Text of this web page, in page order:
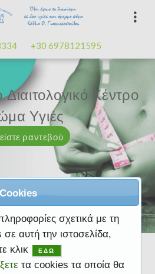
+30 6978121595
εμπειρίακαλή
διάθεση
ραντεβού
Κέντρο
Υγιές
ραντεβού
μπορείτε
ραντεβού
εμπειρίακαλή
διάθεση
ραντεβού
Κέντρο
Υγιές
ραντεβού
σχετικά με τη
αυτή την ιστοσελίδα,
κλικ
ΕΔΩ
τα cookies τα οποία θα